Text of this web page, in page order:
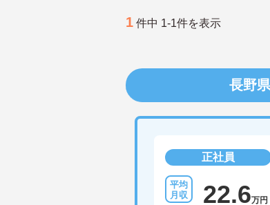
1 件中 1-1件を表示
長野
正社員
22.6万円